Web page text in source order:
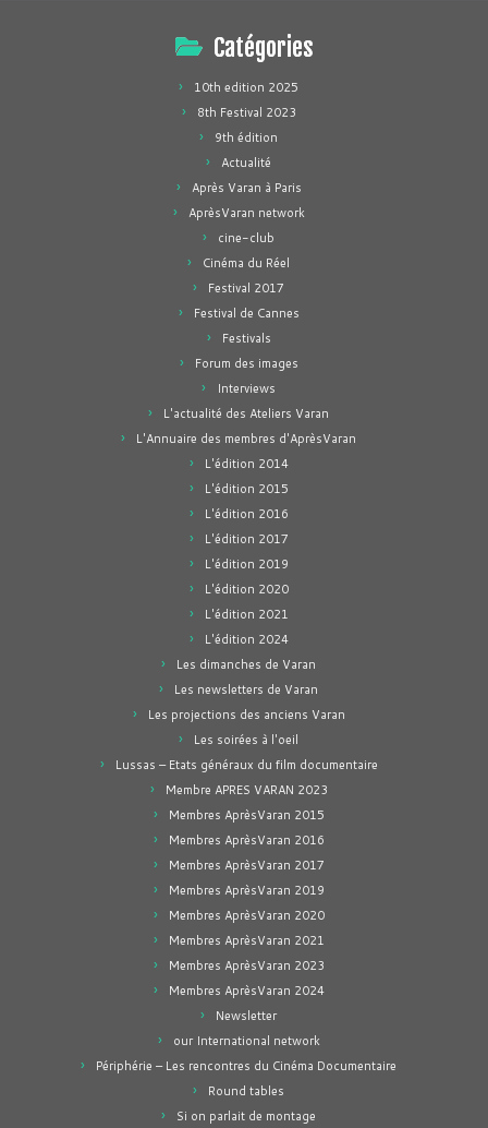
Catégories
10th edition 2025
8th Festival 2023
9th édition
Actualité
Après Varan à Paris
AprèsVaran network
cine-club
Cinéma du Réel
Festival 2017
Festival de Cannes
Festivals
Forum des images
Interviews
L'actualité des Ateliers Varan
L'Annuaire des membres d'AprèsVaran
L'édition 2014
L'édition 2015
L'édition 2016
L'édition 2017
L'édition 2019
L'édition 2020
L'édition 2021
L'édition 2024
Les dimanches de Varan
Les newsletters de Varan
Les projections des anciens Varan
Les soirées à l'oeil
Lussas – Etats généraux du film documentaire
Membre APRES VARAN 2023
Membres AprèsVaran 2015
Membres AprèsVaran 2016
Membres AprèsVaran 2017
Membres AprèsVaran 2019
Membres AprèsVaran 2020
Membres AprèsVaran 2021
Membres AprèsVaran 2023
Membres AprèsVaran 2024
Newsletter
our International network
Périphérie – Les rencontres du Cinéma Documentaire
Round tables
Si on parlait de montage